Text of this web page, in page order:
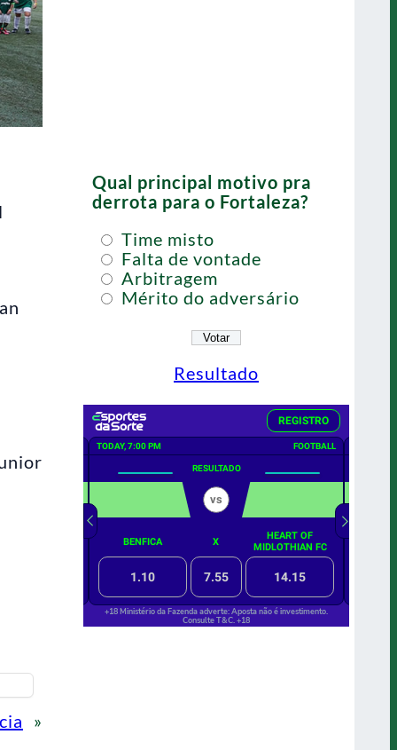
»
Qual principal motivo pra
derrota para o Fortaleza?
Time misto
Falta de vontade
Arbitragem
Mérito do adversário
Resultado